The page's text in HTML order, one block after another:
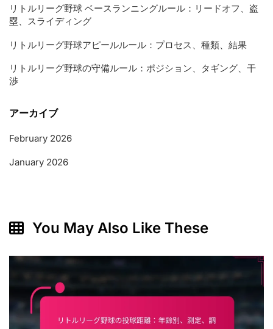
リトルリーグ野球 ベースランニングルール：リードオフ、盗
塁、スライディング
リトルリーグ野球アピールルール：プロセス、種類、結果
リトルリーグ野球の守備ルール：ポジション、タギング、干
渉
アーカイブ
February 2026
January 2026
You May Also Like These